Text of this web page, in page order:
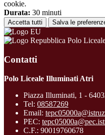
cookie.
Durata: 30 minuti
Accetta tutti Salva le
Polo
Contatti
Polo Liceale Illuminati Atri
Piazza Illuminati, 1 -
Tel: 08587269
Email:
PEC:
C.F.: 90019760678